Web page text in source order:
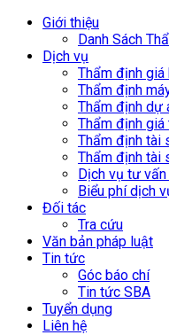
Giới thiệu
Danh Sách
Dịch vụ
Thẩm định
Thẩm định
Thẩm định dự
Thẩm định giá
Thẩm định tài
Thẩm định tài
Dịch vụ tư
Biểu phí dịch
Đối tác
Tra cứu
Văn bản pháp luật
Tin tức
Góc báo chí
Tin tức SBA
Tuyển dụng
Liên hệ